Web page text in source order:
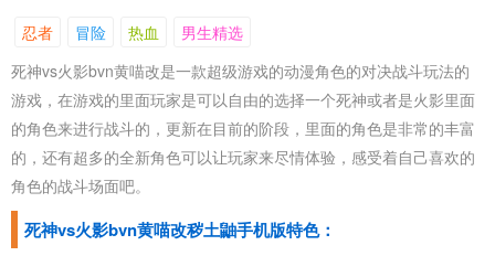
忍者 冒险 热血
男生精选
死神vs火影bvn黄喵改是一款超级游戏的动漫角色的对决战斗玩法的
游戏，在游戏的里面玩家是可以自由的选择一个死神或者是火影里面
的角色来进行战斗的，更新在目前的阶段，里面的角色是非常的丰富
的，还有超多的全新角色可以让玩家来尽情体验，感受着自己喜欢的
角色的战斗场面吧。
死神vs火影bvn黄喵改秽土鼬手机版特色：